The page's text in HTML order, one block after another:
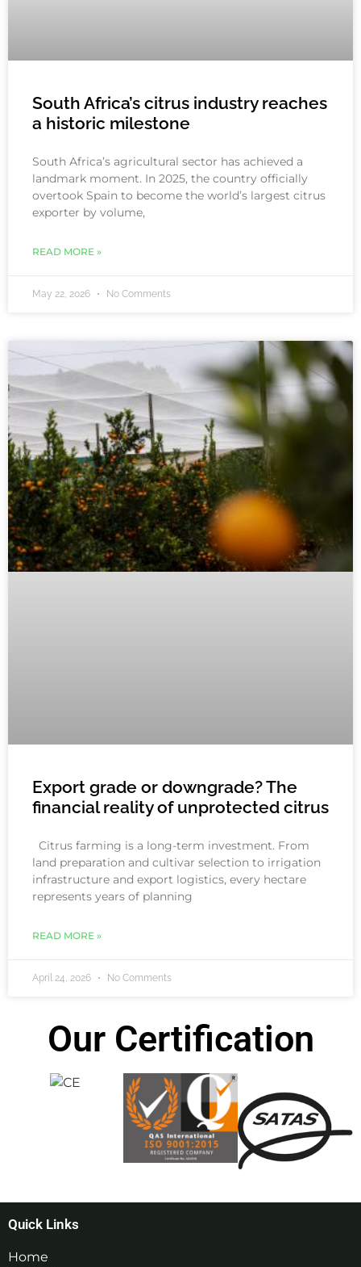
South Africa’s citrus industry reaches
a historic milestone
South Africa’s agricultural sector has achieved a
landmark moment. In 2025, the country officially
overtook Spain to become the world’s largest citrus
exporter by volume,
READ MORE »
May 22, 2026 No Comments
Export grade or downgrade? The
financial reality of unprotected citrus
Citrus farming is a long-term investment. From
land preparation and cultivar selection to irrigation
infrastructure and export logistics, every hectare
represents years of planning
READ MORE »
April 24, 2026 No Comments
Our Certification
Quick Links
Home